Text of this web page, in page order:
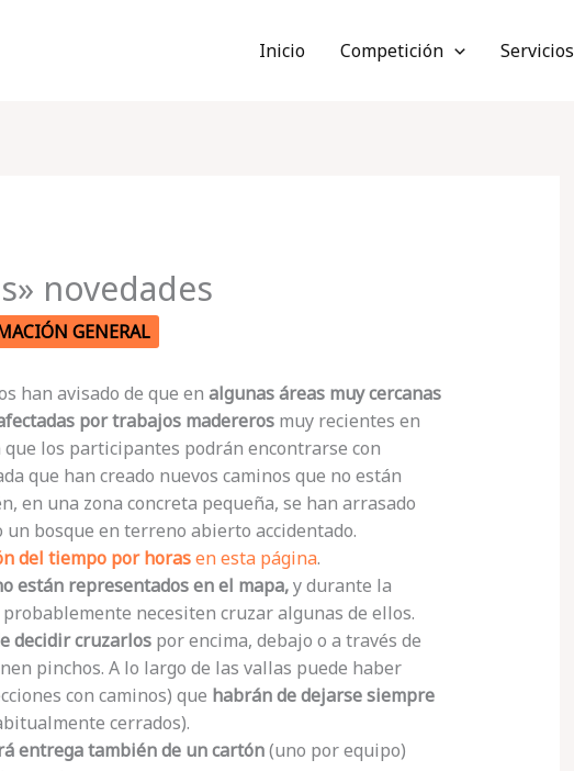
Inicio Competición Servicios
novedades
GENERAL
han avisado de que en algunas áreas muy cercanas
por trabajos madereros muy recientes en
los participantes podrán encontrarse con
que han creado nuevos caminos que no están
en una zona concreta pequeña, se han arrasado
bosque en terreno abierto accidentado.
del tiempo por horasen esta página.
están representados en el mapa,y durante la
necesiten cruzar algunas de ellos.
decidir cruzarlospor encima, debajo o a través de
pinchos. A lo largo de las vallas puede haber
con caminos) que habrán de dejarse siempre
cerrados).
entrega también de un cartón(uno por equipo)